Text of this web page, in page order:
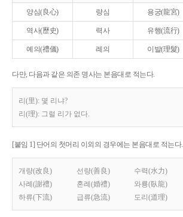
양심(良心) 량심 용궁(龍宮)
역사(歷史) 력사 유행(流行)
예의(禮儀) 례의 이발(理髮)
다만, 다음과 같은 의존 명사는 본음대로 적는다.
리(里): 몇 리냐?
리(理): 그럴 리가 없다.
[붙임 1] 단어의 첫머리 이외의 경우에는 본음대로 적는다.
개량(改良) 선량(善良) 수력(水力)
사례(謝禮)
혼례(婚禮) 와룡(臥龍)
하류(下流)
급류(急流) 도리(道理)